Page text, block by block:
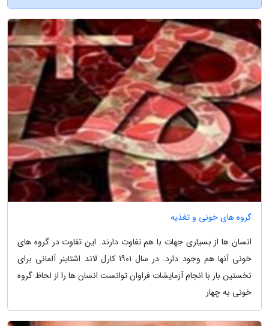
گروه های خونی و تغذیه
انسان ها از بسیاری جهات با هم تفاوت دارند. این تفاوت در گروه های
خونی آنها هم وجود دارد. در سال 1901 کارل لاند اشتاینر آلمانی برای
نخستین بار با انجام آزمایشات فراوان توانست انسان ها را از لحاظ گروه
خونی به چهار